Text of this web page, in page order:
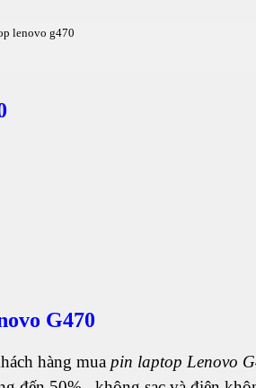
G470
hàng mua pin laptop Lenovo